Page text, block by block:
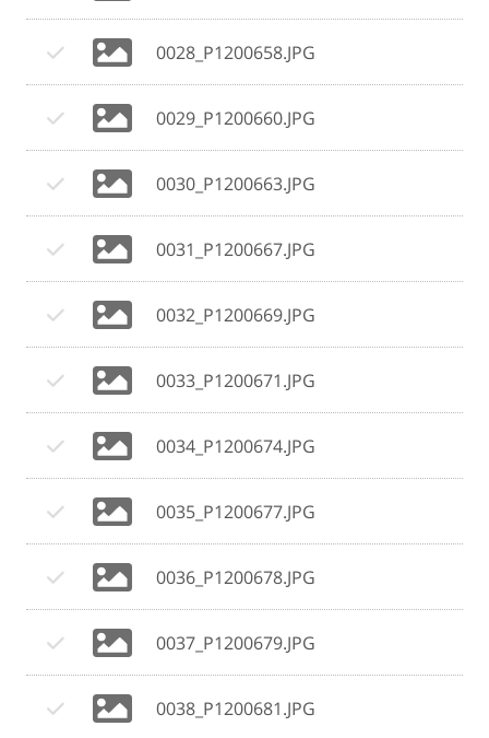
0028_P1200658.JPG
0029_P1200660.JPG
0030_P1200663.JPG
0031_P1200667.JPG
0032_P1200669.JPG
0033_P1200671.JPG
0034_P1200674.JPG
0035_P1200677.JPG
0036_P1200678.JPG
0037_P1200679.JPG
0038_P1200681.JPG